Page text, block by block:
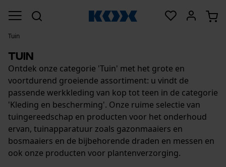
Tuin
Tuin
Ontdek onze categorie 'Tuin' met het grote en
voortdurend groeiende assortiment: u vindt de
passende werkkleding van kop tot teen in de categorie
'Kleding en bescherming'. Onze ruime selectie van
tuingereedschap en producten voor het onderhoud
ervan, tuinapparatuur zoals gazonmaaiers en
bosmaaiers en de bijbehorende draden en messen en
ook onze producten voor plantenverzorging.